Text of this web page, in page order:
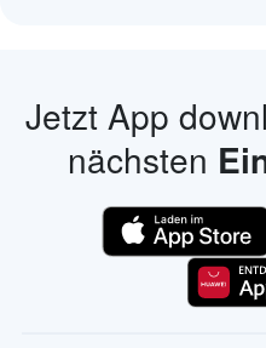
Jetzt App
nächsten